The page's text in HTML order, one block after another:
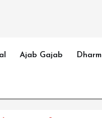
Ajab Gajab Dharm